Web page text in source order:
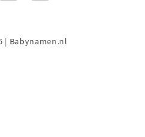
| Babynamen.nl